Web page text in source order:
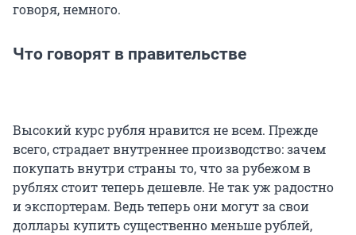
говоря, немного.
Что говорят в правительстве
Высокий курс рубля нравится не всем. Прежде
всего, страдает внутреннее производство: зачем
покупать внутри страны то, что за рубежом в
рублях стоит теперь дешевле. Не так уж радостно
и экспортерам. Ведь теперь они могут за свои
доллары купить существенно меньше рублей,